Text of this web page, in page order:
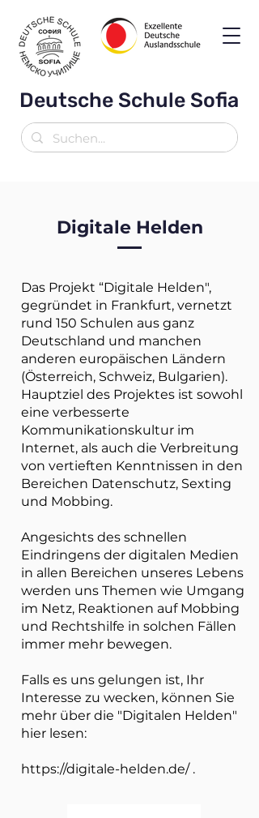
Deutsche Schule Sofia
Digitale Helden
Das Projekt “Digitale Helden",
gegründet in Frankfurt, vernetzt
rund 150 Schulen aus ganz
Deutschland und manchen
anderen europäischen Ländern
(Österreich, Schweiz, Bulgarien).
Hauptziel des Projektes ist sowohl
eine verbesserte
Kommunikationskultur im
Internet, als auch die Verbreitung
von vertieften Kenntnissen in den
Bereichen Datenschutz, Sexting
und Mobbing.
Angesichts des schnellen
Eindringens der digitalen Medien
in allen Bereichen unseres Lebens
werden uns Themen wie Umgang
im Netz, Reaktionen auf Mobbing
und Rechtshilfe in solchen Fällen
immer mehr bewegen.
Falls es uns gelungen ist, Ihr
Interesse zu wecken, können Sie
mehr über die "Digitalen Helden"
hier lesen:
https://digitale-helden.de/.